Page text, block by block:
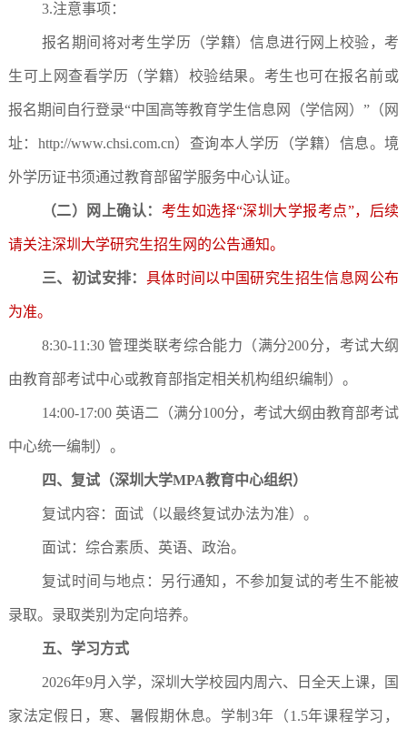
3.注意事项：
报名期间将对考生学历（学籍）信息进行网上校验，考
生可上网查看学历（学籍）校验结果。考生也可在报名前或
报名期间自行登录“中国高等教育学生信息网（学信网）”（网
址：http://www.chsi.com.cn）查询本人学历（学籍）信息。境
外学历证书须通过教育部留学服务中心认证。
（二）网上确认： 考生如选择“深圳大学报考点”，后续
请关注深圳大学研究生招生网的公告通知。
三、初试安排： 具体时间以中国研究生招生信息网公布
为准。
8:30-11:30 管理类联考综合能力（满分200分，考试大纲
由教育部考试中心或教育部指定相关机构组织编制）。
14:00-17:00 英语二（满分100分，考试大纲由教育部考试
中心统一编制）。
四、复试（深圳大学MPA教育中心组织）
复试内容：面试（以最终复试办法为准）。
面试：综合素质、英语、政治。
复试时间与地点：另行通知，不参加复试的考生不能被
录取。录取类别为定向培养。
五、学习方式
2026年9月入学，深圳大学校园内周六、日全天上课，国
家法定假日，寒、暑假期休息。学制3年（1.5年课程学习，